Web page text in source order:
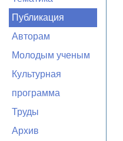
Публикация
Авторам
Молодым ученым
Культурная
программа
Труды
Архив